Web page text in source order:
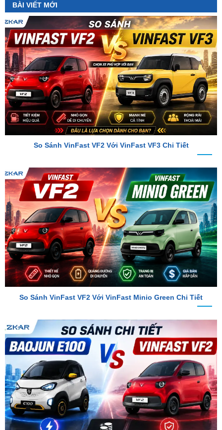
So Sánh VinFast VF2 Với VinFast VF3 Chi Tiết
So Sánh VinFast VF2 Với VinFast Minio Green Chi Tiết
So Sánh Chi Tiết Baojun E100 Và VinFast VF2